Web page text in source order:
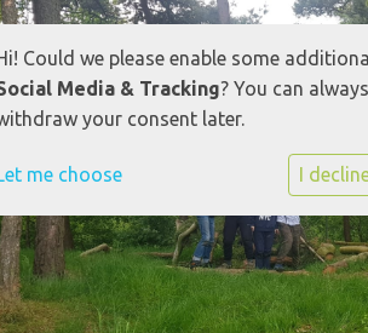
Could we please enable some
Media & Tracking? You can
your consent later.
me choose I